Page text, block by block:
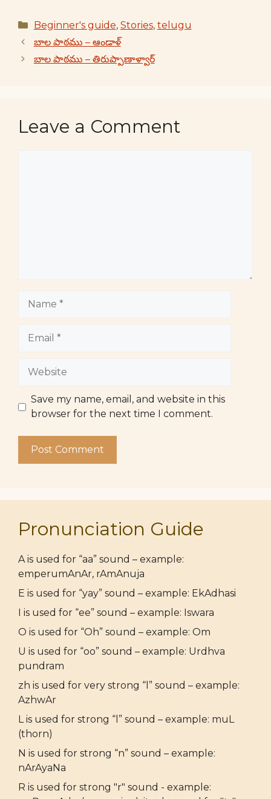
Categories
Beginner's guide, Stories, telugu
బాల పాఠము – ఆండాళ్
బాల పాఠము – తిరుప్పాణాళ్వార్
Leave a Comment
Website
Save my name, email, and website in this
browser for the next time I comment.
Pronunciation Guide
A is used for “aa” sound – example:
emperumAnAr, rAmAnuja
E is used for “yay” sound – example: EkAdhasi
I is used for “ee” sound – example: Iswara
O is used for “Oh” sound – example: Om
U is used for “oo” sound – example: Urdhva
pundram
zh is used for very strong “l” sound – example:
AzhwAr
L is used for strong “l” sound – example: muL
(thorn)
N is used for strong “n” sound – example:
nArAyaNa
R is used for strong "r" sound - example: